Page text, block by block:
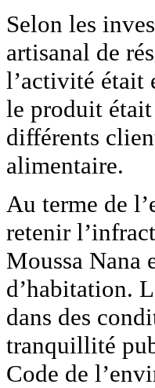
Selon les
artisanal de
l’activité était
le produit
différents
alimentaire.
Au terme de
retenir
Moussa Nana
d’habitation.
dans des
tranquillité
Code de